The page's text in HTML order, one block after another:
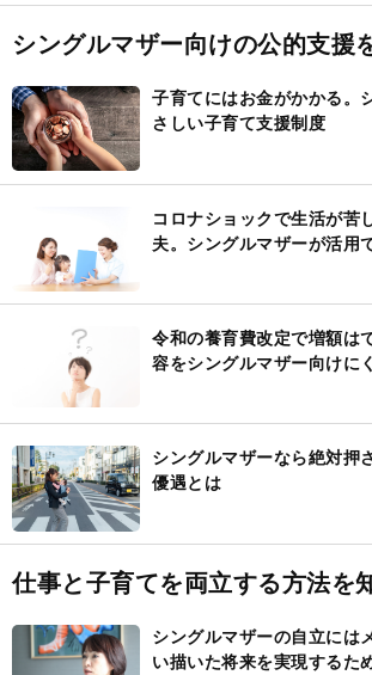
シングルマザー向けの公的支援
子育てにはお金がかかる。
さしい子育て支援制度
コロナショックで生活が苦
夫。シングルマザーが活用
令和の養育費改定で増額
容をシングルマザー向けに
シングルマザーなら絶対押
優遇とは
仕事と子育てを両立する方法を
シングルマザーの自立には
い描いた将来を実現するた